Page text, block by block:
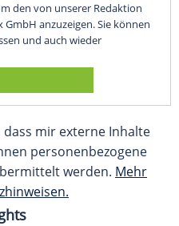
den von unserer Redaktion
anzuzeigen. Sie können
und auch wieder
mir externe Inhalte
personenbezogene
werden. Mehr